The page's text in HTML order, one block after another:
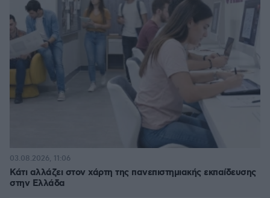
Κάτι αλλάζει στον χάρτη της πανεπιστημιακής εκπαίδευσης
στην Ελλάδα
03.08.2026, 11:06